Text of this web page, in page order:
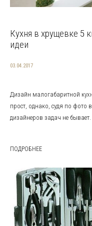
Кухня в хрущевке 5
идеи
03.04.2017
Дизайн малогабаритной
прост, однако, судя по фото
дизайнеров задач не
ПОДРОБНЕЕ